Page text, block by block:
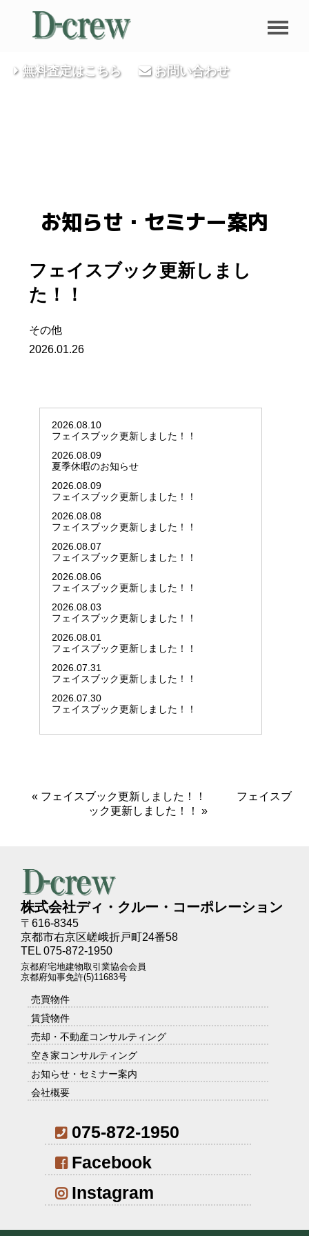
無料査定はこちら お問い合わせ
お知らせ・セミナー案内
フェイスブック更新しまし
た！！
その他
2026.01.26
2026.08.10
フェイスブック更新しました！！
2026.08.09
夏季休暇のお知らせ
2026.08.09
フェイスブック更新しました！！
2026.08.08
フェイスブック更新しました！！
2026.08.07
フェイスブック更新しました！！
2026.08.06
フェイスブック更新しました！！
2026.08.03
フェイスブック更新しました！！
2026.08.01
フェイスブック更新しました！！
2026.07.31
フェイスブック更新しました！！
2026.07.30
フェイスブック更新しました！！
« フェイスブック更新しました！！
フェイスブ
ック更新しました！！
»
株式会社ディ・クルー・コーポレーション
〒616-8345
京都市右京区嵯峨折戸町24番58
TEL 075-872-1950
京都府宅地建物取引業協会会員
京都府知事免許(5)11683号
売買物件
賃貸物件
売却・不動産コンサルティング
空き家コンサルティング
お知らせ・セミナー案内
会社概要
075-872-1950
Facebook
Instagram